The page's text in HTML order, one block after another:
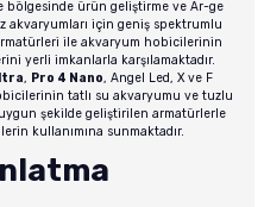
bölgesinde ürün geliştirme ve Ar-ge
akvaryumları için geniş spektrumlu
ile akvaryum hobicilerinin
yerli imkanlarla karşılamaktadır.
, Pro 4 Nano, Angel Led, X ve F
tatlı su akvaryumu ve tuzlu
şekilde geliştirilen armatürlerle
kullanımına sunmaktadır.